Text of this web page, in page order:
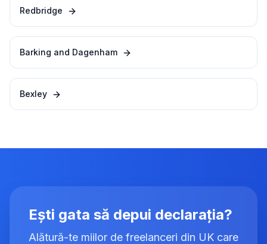
Redbridge
Barking and Dagenham
Bexley
Ești gata să depui declarația?
Alătură-te miilor de freelanceri din UK care